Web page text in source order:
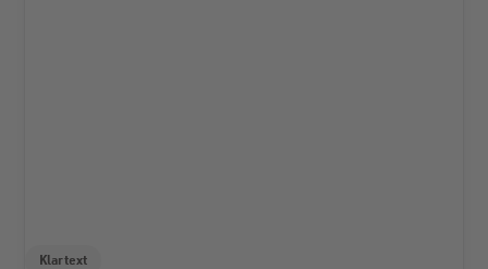
Klartext